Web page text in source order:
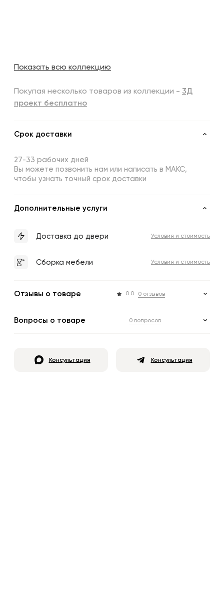
Показать всю коллекцию
Покупая несколько товаров из коллекции - 3Д
проект бесплатно
Срок доставки
27-33 рабочих дней
Вы можете позвонить нам или написать в МАКС,
чтобы узнать точный срок доставки
Дополнительные услуги
Доставка до двери Условия и стоимость
Сборка мебели Условия и стоимость
Отзывы о товаре 0.0 0 отзывов
Вопросы о товаре 0 вопросов
Консультация Консультация